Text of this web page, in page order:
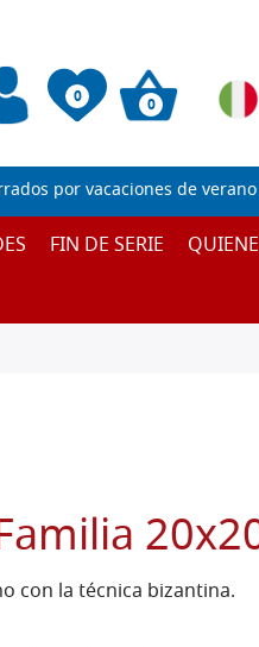
0 0
por vacaciones de
FIN DE SERIE
con la técnica bizantina.